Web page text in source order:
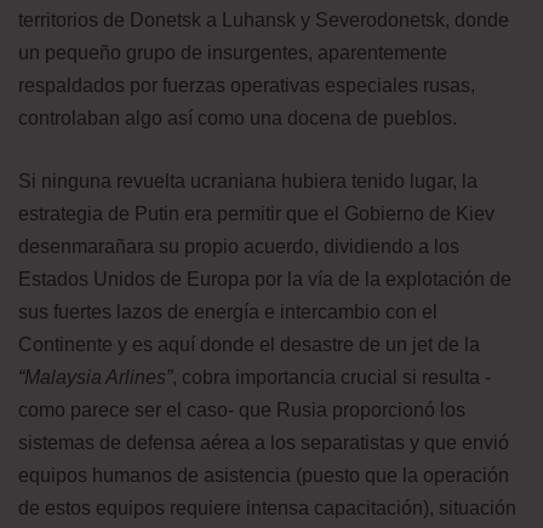
territorios de Donetsk a Luhansk y Severodonetsk, donde
un pequeño grupo de insurgentes, aparentemente
respaldados por fuerzas operativas especiales rusas,
controlaban algo así como una docena de pueblos.
Si ninguna revuelta ucraniana hubiera tenido lugar, la
estrategia de Putin era permitir que el Gobierno de Kiev
desenmarañara su propio acuerdo, dividiendo a los
Estados Unidos de Europa por la vía de la explotación de
sus fuertes lazos de energía e intercambio con el
Continente y es aquí donde el desastre de un jet de la
“Malaysia Arlines”, cobra importancia crucial si resulta -
como parece ser el caso- que Rusia proporcionó los
sistemas de defensa aérea a los separatistas y que envió
equipos humanos de asistencia (puesto que la operación
de estos equipos requiere intensa capacitación), situación